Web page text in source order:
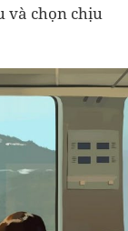
và chọn chịu